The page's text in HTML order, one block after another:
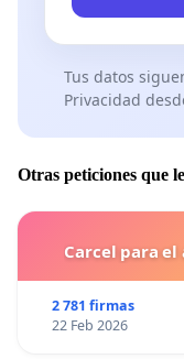
Tus datos
Privacidad
Otras peticiones que
Carcel para el
2 781 firmas
22 Feb 2026